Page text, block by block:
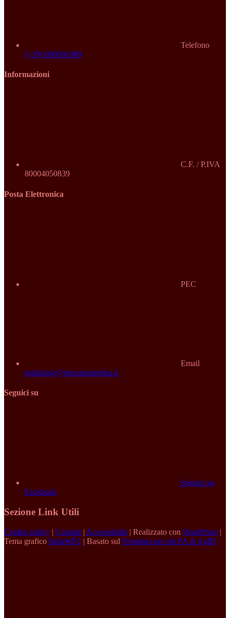
Telefono
(+39) 090691089
Informazioni
C.F. / P.IVA
80004050839
Posta Elettronica
PEC
Email
redazione@messinamedica.it
Seguici su
Seguici su
Facebook
Sezione Link Utili
Cookie policy | Contatti | Accessibilità | Realizzato con WordPress |
Tema grafico ItaliaWP2 | Basato sul Prototipo per siti PA di AgID